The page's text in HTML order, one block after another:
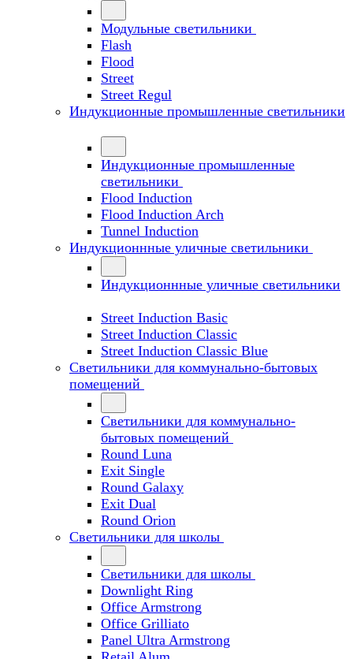
Модульные светильники
Flash
Flood
Street
Street Regul
Индукционные промышленные светильники
Индукционные промышленные
светильники
Flood Induction
Flood Induction Arch
Tunnel Induction
Индукционнные уличные светильники
Индукционнные уличные светильники
Street Induction Basic
Street Induction Classic
Street Induction Classic Blue
Светильники для коммунально-бытовых
помещений
Светильники для коммунально-
бытовых помещений
Round Luna
Exit Single
Round Galaxy
Exit Dual
Round Orion
Светильники для школы
Светильники для школы
Downlight Ring
Office Armstrong
Office Grilliato
Panel Ultra Armstrong